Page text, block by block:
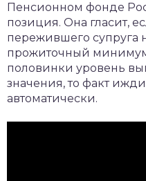
Пенсионном фонде
позиция. Она гласит,
пережившего супруга
прожиточный
половинки уровень
значения, то факт
автоматически.